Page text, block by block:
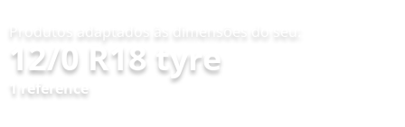
12/0 R18 tyre
1 reference